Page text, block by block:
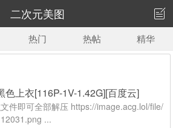
二次元美图

热门 热帖 精华
色上衣[116P-1V-1.42G][百度云]
件即可全部解压 https://image.acg.lol/file/
...